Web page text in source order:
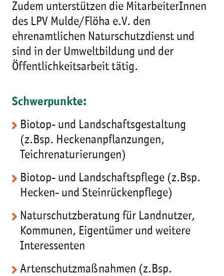
Zudem unterstützen die MitarbeiterInnen
des LPV Mulde/Flöha e.V. den
ehrenamtlichen Naturschutzdienst und
sind in der Umweltbildung und der
Öffentlichkeitsarbeit tätig.
Schwerpunkte:
Biotop- und Landschaftsgestaltung
(z.Bsp. Heckenanpflanzungen,
Teichrenaturierungen)
Biotop- und Landschaftspflege (z.Bsp.
Hecken- und Steinrückenpflege)
Naturschutzberatung für Landnutzer,
Kommunen, Eigentümer und weitere
Interessenten
Artenschutzmaßnahmen (z.Bsp.